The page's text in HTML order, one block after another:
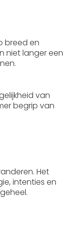
breed en
niet langer een
van
begrip van
Het
intenties en